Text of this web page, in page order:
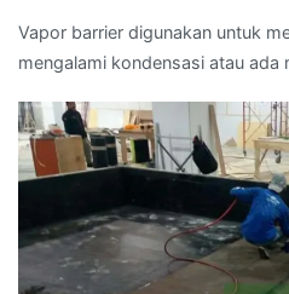
Vapor barrier digunakan untuk
mengalami kondensasi atau ada